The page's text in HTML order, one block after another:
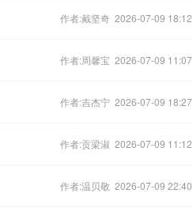
作者:戴坚奇 2026-07-09 18:12
作者:周馨宝 2026-07-09 11:07
作者:吉杰宁 2026-07-09 18:27
作者:贡梁淑 2026-07-09 11:12
作者:温贝敬 2026-07-09 22:40